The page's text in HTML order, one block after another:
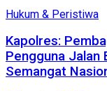
Hukum & Peristiwa
Kapolres:
Pengguna Jalan
Semangat